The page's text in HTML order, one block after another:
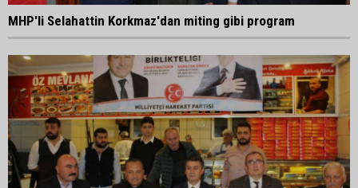
MHP'li Selahattin Korkmaz'dan miting gibi program